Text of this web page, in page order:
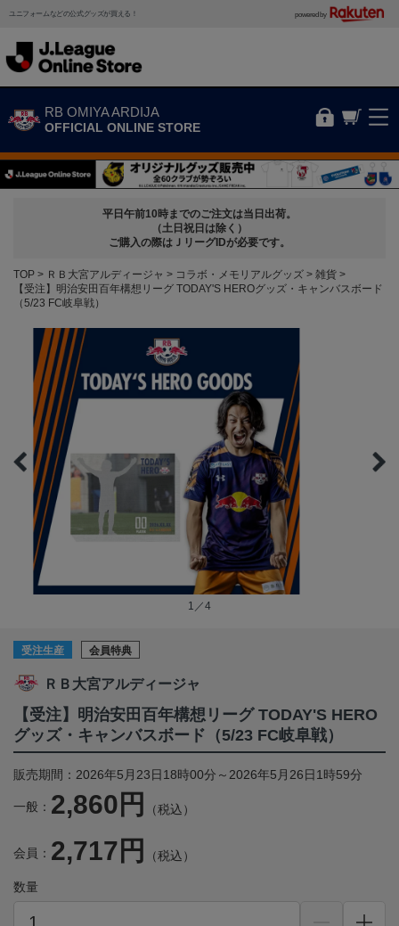
ユニフォームなどの公式グッズが買える！ powered by
RB OMIYA ARDIJA
OFFICIAL ONLINE STORE
平日午前10時までのご注文は当日出荷。
（土日祝日は除く）
ご購入の際はＪリーグIDが必要です。
TOP ＲＢ大宮アルディージャ コラボ・メモリアルグッズ
雑貨
【受注】明治安田百年構想リーグ TODAY'S HEROグッズ・キャンバスボード
（5/23 FC岐阜戦）
1／4
受注生産 会員特典
ＲＢ大宮アルディージャ
【受注】明治安田百年構想リーグ TODAY'S HERO
グッズ・キャンバスボード（5/23 FC岐阜戦）
販売期間：2026年5月23日18時00分～2026年5月26日1時59分
一般： 2,860円 （税込）
会員： 2,717円 （税込）
数量